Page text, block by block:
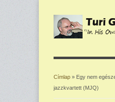
Jelenlegi hely
Címlap » Egy nem
jazzkvartett (MJQ)